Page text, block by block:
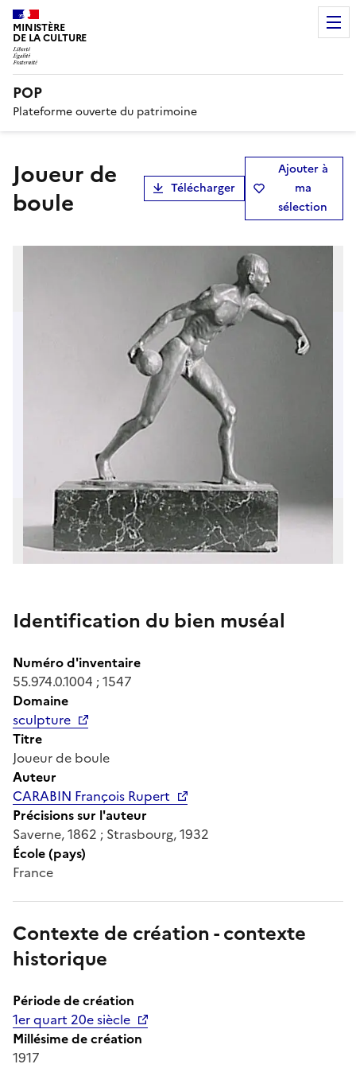
MINISTÈRE
DE LA CULTURE
POP
Plateforme ouverte du patrimoine
Joueur de
boule
Télécharger
Ajouter à
ma
sélection
Identification du bien muséal
Numéro d'inventaire
55.974.0.1004 ; 1547
Domaine
sculpture
Titre
Joueur de boule
Auteur
CARABIN François Rupert
Précisions sur l'auteur
Saverne, 1862 ; Strasbourg, 1932
École (pays)
France
Contexte de création - contexte
historique
Période de création
1er quart 20e siècle
Millésime de création
1917